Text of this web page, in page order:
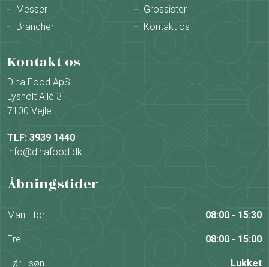
Messer
Grossister
Brancher
Kontakt os
Kontakt os
Dina Food ApS
Lysholt Allé 3
7100 Vejle
TLF: 3939 1440
info@dinafood.dk
Åbningstider
Man - tor 08:00 - 15:30
Fre 08:00 - 15:00
Lør - søn Lukket